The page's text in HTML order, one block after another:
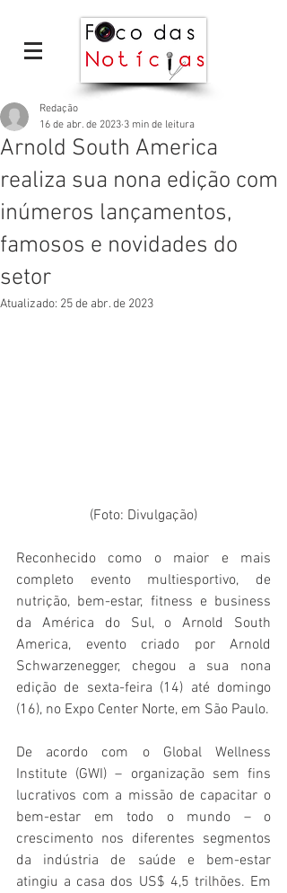
Arnold South America
realiza sua nona edição com
inúmeros lançamentos,
famosos e novidades do
setor
Redação
16 de abr. de 2023 3 min de leitura
Atualizado: 25 de abr. de 2023
(Foto: Divulgação)
Reconhecido como o maior e mais
completo evento multiesportivo, de
nutrição, bem-estar, fitness e business
da América do Sul, o Arnold South
America, evento criado por Arnold
Schwarzenegger, chegou a sua nona
edição de sexta-feira (14) até domingo
(16), no Expo Center Norte, em São Paulo.
De acordo com o Global Wellness
Institute (GWI) – organização sem fins
lucrativos com a missão de capacitar o
bem-estar em todo o mundo – o
crescimento nos diferentes segmentos
da indústria de saúde e bem-estar
atingiu a casa dos US$ 4,5 trilhões. Em